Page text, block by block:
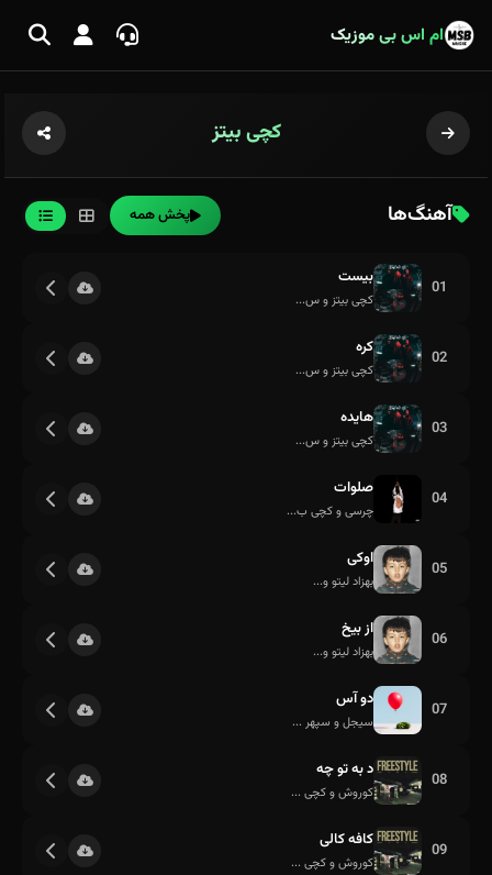
ام اس بی موزیک
کچی بیتز
آهنگ‌ها پخش همه
01 بیست
کچی بیتز و س...
02 کره
کچی بیتز و س...
03 هایده
کچی بیتز و س...
04 صلوات
چرسی و کچی ب...
05 اوکی
بهزاد لیتو و...
06 از بیخ
بهزاد لیتو و...
07 دو آس
سیجل و سپهر ...
08 د به تو چه
کوروش و کچی ...
09 کافه کالی
کوروش و کچی ...